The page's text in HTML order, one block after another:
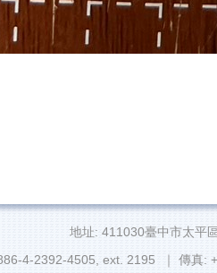
地址: 411030臺中市太平
4-2392-4505, ext. 2195 ｜ 傳真: